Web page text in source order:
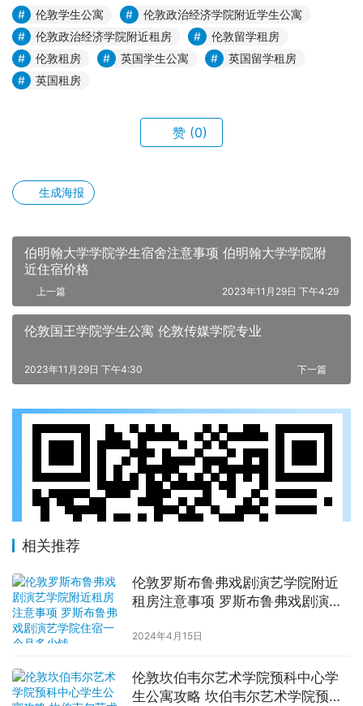
伦敦学生公寓
伦敦政治经济学院附近学生公寓
伦敦政治经济学院附近租房
伦敦留学租房
伦敦租房
英国学生公寓
英国留学租房
英国租房
赞 (0)
生成海报
伯明翰大学学院学生宿舍注意事项 伯明翰大学学院附
近住宿价格
上一篇 2023年11月29日 下午4:29
伦敦国王学院学生公寓 伦敦传媒学院专业
下一篇
2023年11月29日 下午4:30
相关推荐
伦敦罗斯布鲁弗戏剧演艺学院附近
租房注意事项 罗斯布鲁弗戏剧演艺
2024年4月15日
伦敦坎伯韦尔艺术学院预科中心学
生公寓攻略 坎伯韦尔艺术学院预科